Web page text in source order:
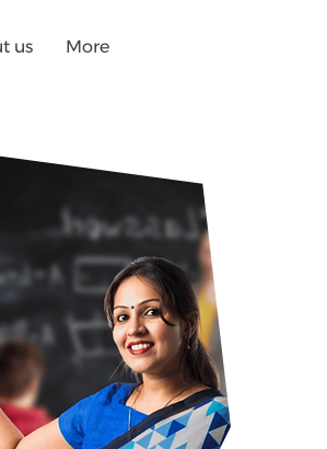
us More